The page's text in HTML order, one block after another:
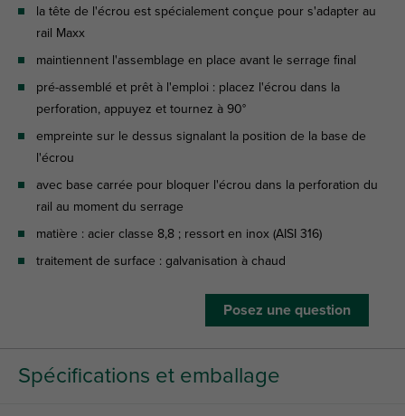
la tête de l'écrou est spécialement conçue pour s'adapter au
rail Maxx
maintiennent l'assemblage en place avant le serrage final
pré-assemblé et prêt à l'emploi : placez l'écrou dans la
perforation, appuyez et tournez à 90°
empreinte sur le dessus signalant la position de la base de
l'écrou
avec base carrée pour bloquer l'écrou dans la perforation du
rail au moment du serrage
matière : acier classe 8,8 ; ressort en inox (AISI 316)
traitement de surface : galvanisation à chaud
Posez une question
Spécifications et emballage